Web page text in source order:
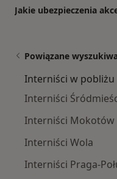
Jakie ubezpieczenia
Powiązane
Interniści w pobliżu
Interniści
Interniści Mokotów
Interniści Wola
Interniści Praga-